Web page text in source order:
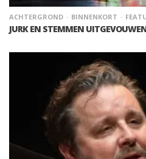
ACHTERGROND BINNENKORT
JURK EN STEMMEN